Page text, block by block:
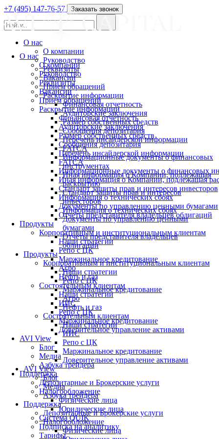
О нас
О компании
Руководство
Реквизиты
Вакансии
Прием обращений
Раскрытие информации
Финансовая отчетность
Аудиторские заключения
Размер собственных средств
Сообщения депозитария
Перечень инсайдерской информации
FATCA
Информационные документы о финансовых
Иная информация о Компании, подлежащая
Стандарт защиты прав и интересов инвесторов
Информация о технических сбоях
Документы по управлению ценными бумагами
Отчеты представителя владельцев облигаций
Продукты
Корпоративным и институциональным клиентам
Наши стратегии
Репо с ЦК
Маржинальное кредитование
Агро
Нефть и газ
Состоятельным клиентам
Наши стратегии
ИИС
Репо с ЦК
Маржинальное кредитование
Доверительное управление активами
AVI View
Блог
Медиа
Азбука трейдера
Поддержка
Депозитарные и Брокерские услуги
Налогообложение
Физические лица
Юридические лица
Система QUIK
Подписка на аналитику
Тарифы
+7 (495) 147-76-57 Заказать звонок
О нас
О компании
Руководство
Реквизиты
Вакансии
Прием обращений
Раскрытие информации
Финансовая отчетность
Аудиторские заключения
Размер собственных средств
Сообщения депозитария
Перечень инсайдерской информации
FATCA
Информационные документы о финансовых
инструментах
Иная информация о Компании, подлежащая
раскрытию
Стандарт защиты прав и интересов
инвесторов
Информация о технических сбоях
Документы по управлению ценными
бумагами
Отчеты представителя владельцев
облигаций
Продукты
Корпоративным и институциональным клиентам
Наши стратегии
Репо с ЦК
Маржинальное кредитование
Агро
Нефть и газ
Состоятельным клиентам
Наши стратегии
ИИС
Репо с ЦК
Маржинальное кредитование
Доверительное управление активами
AVI View
Блог
Медиа
Азбука трейдера
Поддержка
Депозитарные и Брокерские услуги
Налогообложение
Физические лица